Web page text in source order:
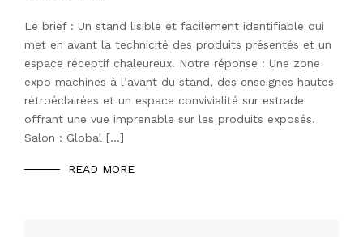
Le brief : Un stand lisible et facilement identifiable qui
met en avant la technicité des produits présentés et un
espace réceptif chaleureux. Notre réponse : Une zone
expo machines à l’avant du stand, des enseignes hautes
rétroéclairées et un espace convivialité sur estrade
offrant une vue imprenable sur les produits exposés.
Salon : Global […]
READ MORE